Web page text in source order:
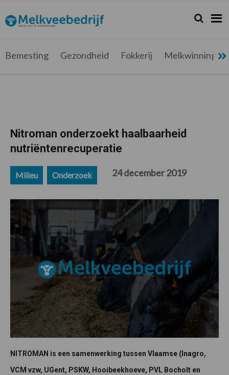
de
hoofdnavigatie
de
hoofd
de
eerste
de
voettekst
Melkveebedrijf.be
Nieuws
melkveehouder
Zoeken...
Zoek
Bemesting Gezondheid Fokkerij Melkwinning
Nitroman onderzoekt haalbaarheid
nutriëntenrecuperatie
Milieu Onderzoek 24 december 2019
NITROMAN is een samenwerking tussen Vlaamse (Inagro,
VCM vzw, UGent, PSKW, Hooibeekhoeve, PVL Bocholt en